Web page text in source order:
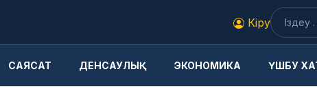
Кіру
САЯСАТ ДЕНСАУЛЫҚ ЭКОНОМИКА ҮШБУ